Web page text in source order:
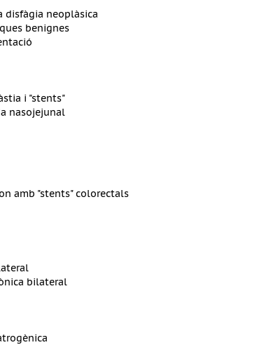
disfàgia neoplàsica
benignes
i "stents"
nasojejunal
amb "stents" colorectals
bilateral